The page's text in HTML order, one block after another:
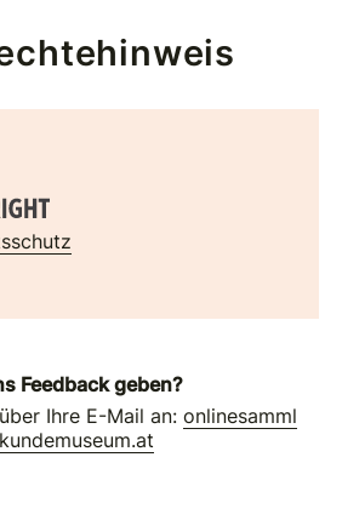
Feedback geben?
Ihre E-Mail an:onlinesamml